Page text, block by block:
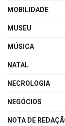
MOBILIDADE
MUSEU
MÚSICA
NATAL
NECROLOGIA
NEGÓCIOS
NOTA DE